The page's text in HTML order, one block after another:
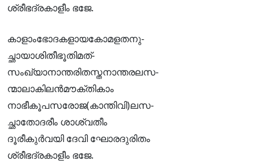
ശ്രീഭദ്രകാളീം ഭജേ.
കാളാംഭോദകളായകോമളതനു-
ച്ഛായാശിതീഭൂതിമത്-
സംഖ്യാനാന്തരിതസ്തനാന്തരലസ-
ന്മാലാകിലന്‍മൗക്തികാം
നാഭീകൂപസരോജ(കാന്തിവി)ലസ-
ച്ഛാതോദരീം ശാശ്വതീം
ദൂരീകുര്‍വയി ദേവി ഘോരദുരിതം
ശ്രീഭദ്രകാളീം ഭജേ.